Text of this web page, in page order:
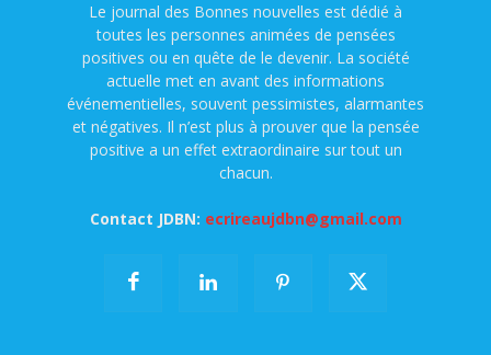
Le journal des Bonnes nouvelles est dédié à
toutes les personnes animées de pensées
positives ou en quête de le devenir. La société
actuelle met en avant des informations
événementielles, souvent pessimistes, alarmantes
et négatives. Il n’est plus à prouver que la pensée
positive a un effet extraordinaire sur tout un
chacun.
Contact JDBN: ecrireaujdbn@gmail.com